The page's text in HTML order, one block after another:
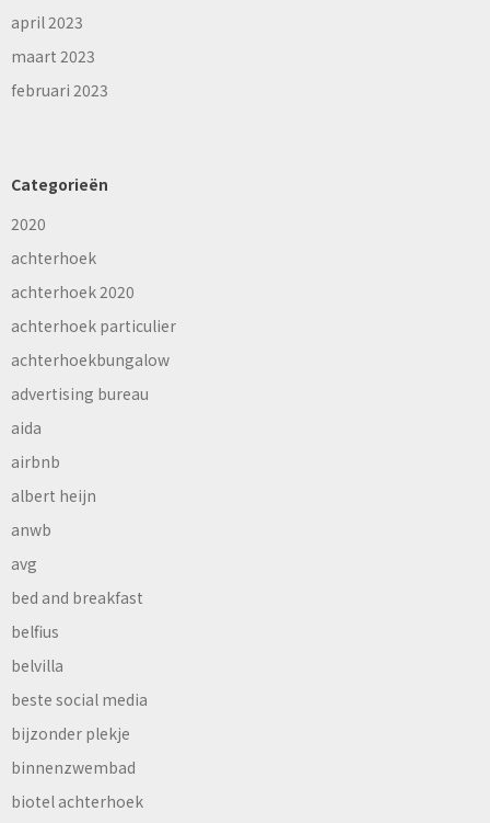
april 2023
maart 2023
februari 2023
Categorieën
2020
achterhoek
achterhoek 2020
achterhoek particulier
achterhoekbungalow
advertising bureau
aida
airbnb
albert heijn
anwb
avg
bed and breakfast
belfius
belvilla
beste social media
bijzonder plekje
binnenzwembad
biotel achterhoek